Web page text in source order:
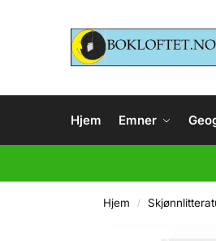
Hjem Emner
Hjem /